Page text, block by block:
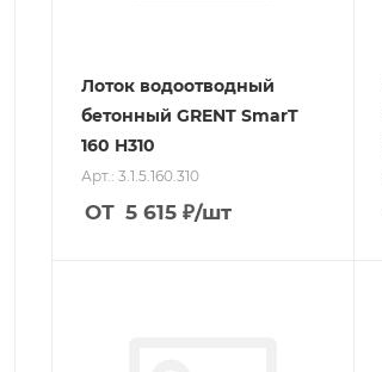
Лоток водоотводный
бетонный GRENT SmarT
160 H310
Арт.: 3.1.5.160.310
ОТ 5 615 ₽/шт